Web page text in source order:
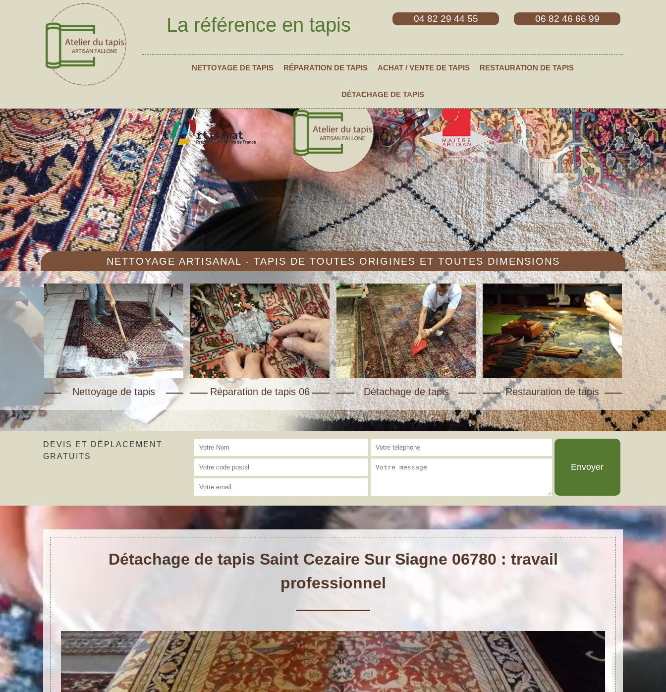
La référence en tapis 04 82 29 44 55 06 82 46 66 99
NETTOYAGE DE TAPIS RÉPARATION DE TAPIS ACHAT / VENTE DE TAPIS RESTAURATION DE TAPIS
DÉTACHAGE DE TAPIS
NETTOYAGE ARTISANAL - TAPIS DE TOUTES ORIGINES ET TOUTES DIMENSIONS
Nettoyage de tapis Réparation de tapis 06 Détachage de tapis Restauration de tapis
DEVIS ET DÉPLACEMENT
GRATUITS
Détachage de tapis Saint Cezaire Sur Siagne 06780 : travail
professionnel